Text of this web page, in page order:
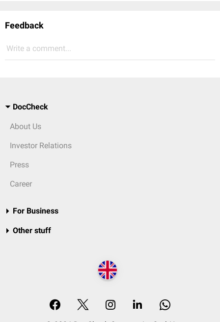
Feedback
Write a comment...
DocCheck
About Us
Investor Relations
Press
Career
For Business
Other stuff